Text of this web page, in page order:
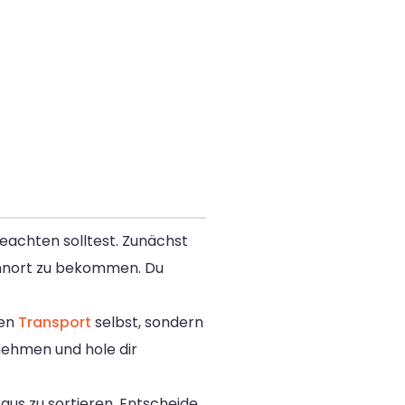
solltest. Zunächst
zu bekommen. Du
Transport selbst, sondern
und hole dir